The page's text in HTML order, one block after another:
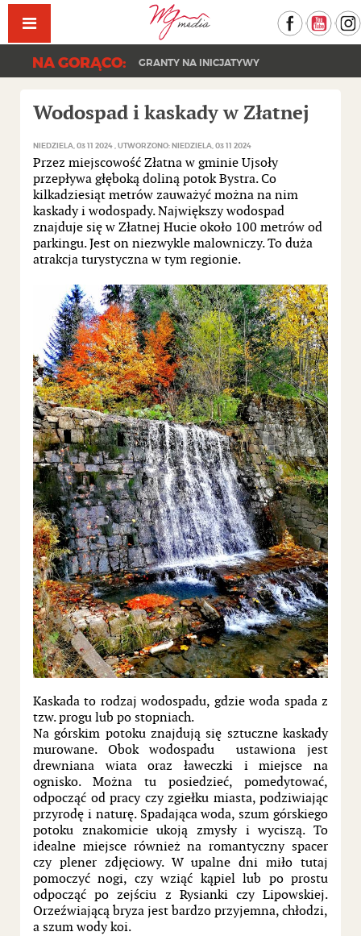
Facebook
NA GORĄCO: GRANTY NA INICJATYWY
Wodospad i kaskady w Złatnej
NIEDZIELA, 03 11 2024 UTWORZONO: NIEDZIELA, 03 11 2024
Przez miejscowość Złatna w gminie Ujsoły
przepływa głęboką doliną potok Bystra. Co
kilkadziesiąt metrów zauważyć można na nim
kaskady i wodospady. Największy wodospad
znajduje się w Złatnej Hucie około 100 metrów od
parkingu. Jest on niezwykle malowniczy. To duża
atrakcja turystyczna w tym regionie.
Kaskada to rodzaj wodospadu, gdzie woda spada z
tzw. progu lub po stopniach.
Na górskim potoku znajdują się sztuczne kaskady
murowane. Obok wodospadu ustawiona jest
drewniana wiata oraz ławeczki i miejsce na
ognisko. Można tu posiedzieć, pomedytować,
odpocząć od pracy czy zgiełku miasta, podziwiając
przyrodę i naturę. Spadająca woda, szum górskiego
potoku znakomicie ukoją zmysły i wyciszą. To
idealne miejsce również na romantyczny spacer
czy plener zdjęciowy. W upalne dni miło tutaj
pomoczyć nogi, czy wziąć kąpiel lub po prostu
odpocząć po zejściu z Rysianki czy Lipowskiej.
Orzeźwiającą bryza jest bardzo przyjemna, chłodzi,
a szum wody koi.